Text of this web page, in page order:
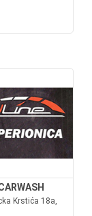
Krstića 18a,